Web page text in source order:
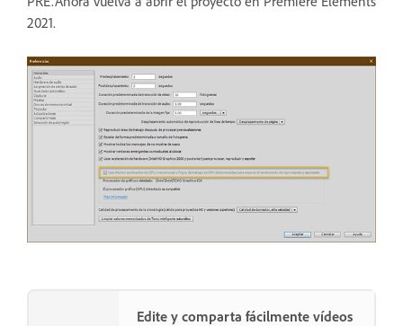
2021.
Edite y comparta fácilmente vídeos